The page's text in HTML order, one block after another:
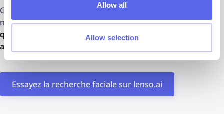
Allow all
Allow selection
C’est un outil facile à utiliser qui peut révéler de
nombreuses informations cachées derrière une photo,et
qui peut apporter un nouvel éclairage à votre enquête
actuelle.
Essayez la recherche faciale sur lenso.ai